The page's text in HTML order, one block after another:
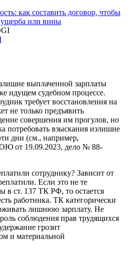
как составить договор, чтобы
ущерба или вины
выплаченной зарплаты
идущем судебном процессе.
требует восстановления на
не только предъявить
совершения им прогулов, но
потребовать взыскания излишне
дни (см., например,
от 19.09.2023, дело № 88-
сотруднику? Зависит от
Если это не те
в ст. 137 ТК РФ, то остается
работника. ТК категорически
лишнюю зарплату. Не
соблюдения прав трудящихся
грозит
и материальной